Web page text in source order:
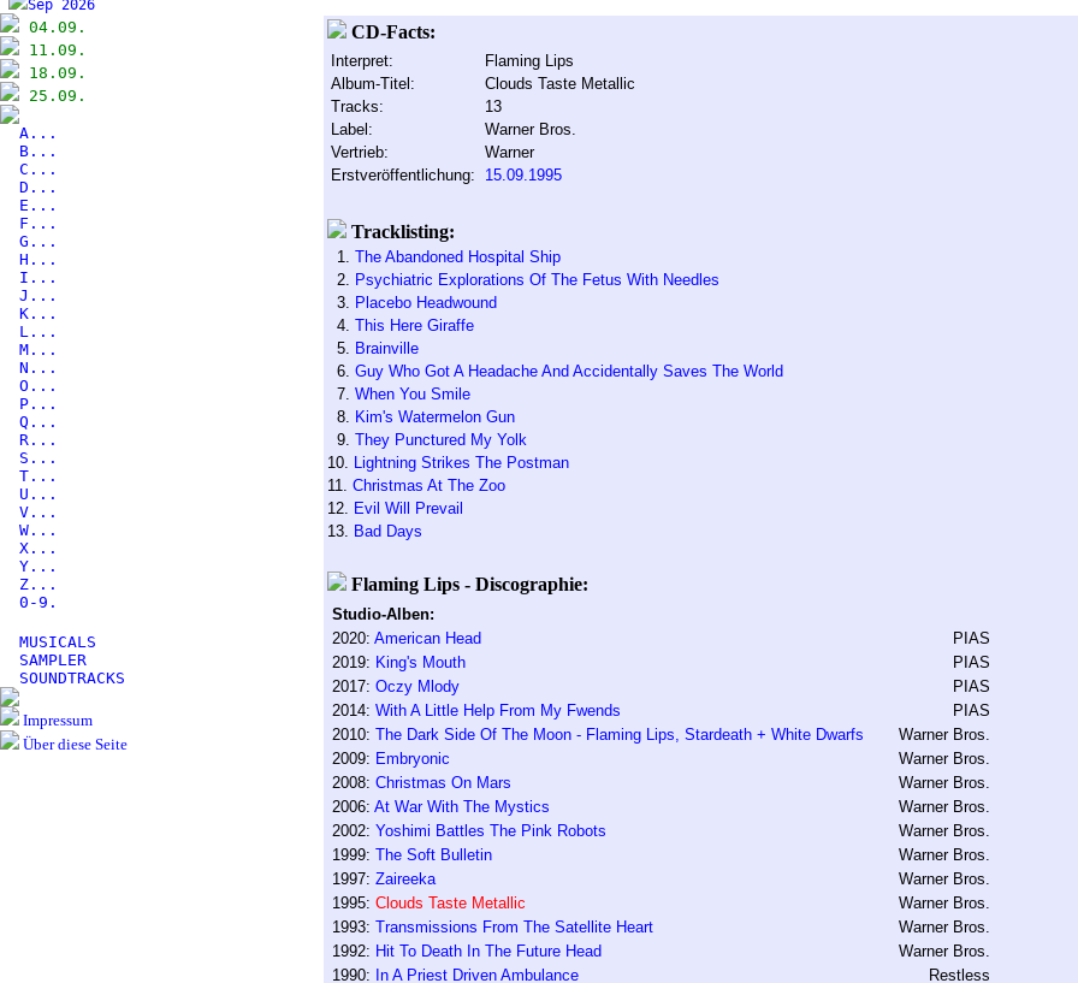
CD-Facts:
Interpret:
Flaming Lips
Album-Titel:
Clouds Taste Metallic
Tracks:
13
Label:
Warner Bros.
Vertrieb:
Warner
Erstveröffentlichung:
15.09.1995
Tracklisting:
1. The Abandoned Hospital Ship
2. Psychiatric Explorations Of The Fetus With Needles
3. Placebo Headwound
4. This Here Giraffe
5. Brainville
6. Guy Who Got A Headache And Accidentally Saves The World
7. When You Smile
8. Kim's Watermelon Gun
9. They Punctured My Yolk
10. Lightning Strikes The Postman
11. Christmas At The Zoo
12. Evil Will Prevail
13. Bad Days
Flaming Lips - Discographie:
Studio-Alben:
2020: American Head
PIAS
2019: King's Mouth
PIAS
2017: Oczy Mlody
PIAS
2014: With A Little Help From My Fwends
PIAS
2010: The Dark Side Of The Moon - Flaming Lips, Stardeath + White Dwarfs
Warner Bros.
2009: Embryonic
Warner Bros.
2008: Christmas On Mars
Warner Bros.
2006: At War With The Mystics
Warner Bros.
2002: Yoshimi Battles The Pink Robots
Warner Bros.
1999: The Soft Bulletin
Warner Bros.
1997: Zaireeka
Warner Bros.
1995: Clouds Taste Metallic
Warner Bros.
1993: Transmissions From The Satellite Heart
Warner Bros.
1992: Hit To Death In The Future Head
Warner Bros.
1990: In A Priest Driven Ambulance Restless
Sep 2026
04.09.
11.09.
18.09.
25.09.
A...
B...
C...
D...
E...
F...
G...
H...
I...
J...
K...
L...
M...
N...
O...
P...
Q...
R...
S...
T...
U...
V...
W...
X...
Y...
Z...
0-9.
MUSICALS
SAMPLER
SOUNDTRACKS
Impressum
Über diese Seite